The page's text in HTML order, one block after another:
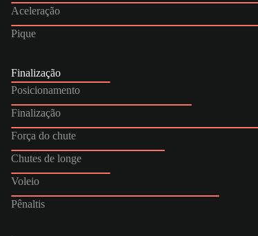
Aceleração
Pique
Finalização
Posicionamento
Finalização
Força do chute
Chutes de longe
Voleio
Pênaltis